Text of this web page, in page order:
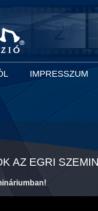
IMPRESSZUM
AZ EGRI